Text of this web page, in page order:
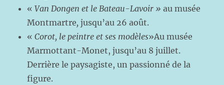
«Van Dongen et le Bateau-Lavoir »au musée
Montmartre,jusqu’au 26 août.
«Corot, le peintre et ses modèles»Au musée
Marmottant-Monet, jusqu’au 8 juillet.
Derrière le paysagiste, un passionné de la
figure.